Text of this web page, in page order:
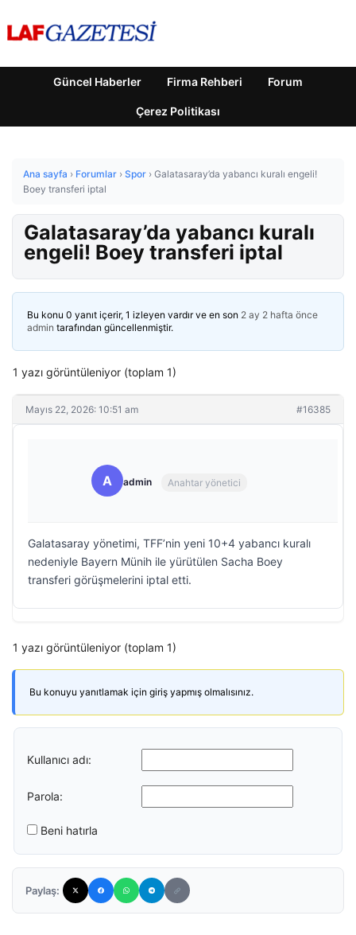
Güncel Haberler Firma Rehberi Forum
Çerez Politikası
Ana sayfa › Forumlar › Spor › Galatasaray’da yabancı kuralı engeli!
Boey transferi iptal
Galatasaray’da yabancı kuralı
engeli! Boey transferi iptal
Bu konu 0 yanıt içerir, 1 izleyen vardır ve en son 2 ay 2 hafta önce
admin tarafından güncellenmiştir.
1 yazı görüntüleniyor (toplam 1)
Mayıs 22, 2026: 10:51 am #16385
A admin Anahtar yönetici
Galatasaray yönetimi, TFF’nin yeni 10+4 yabancı kuralı
nedeniyle Bayern Münih ile yürütülen Sacha Boey
transferi görüşmelerini iptal etti.
1 yazı görüntüleniyor (toplam 1)
Bu konuyu yanıtlamak için giriş yapmış olmalısınız.
Kullanıcı adı:
Parola:
Beni hatırla
Paylaş: